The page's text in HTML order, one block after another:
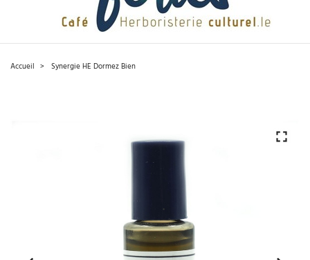
Accueil Synergie HE Dormez Bien